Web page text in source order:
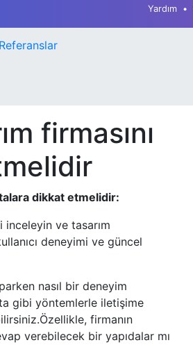
Yardım
Referanslar
firmasını
dikkat etmelidir:
inceleyin ve tasarım
deneyimi ve güncel
nasıl bir deneyim
gibi yöntemlerle iletişime
firmanın
verebilecek bir yapıdalar mı